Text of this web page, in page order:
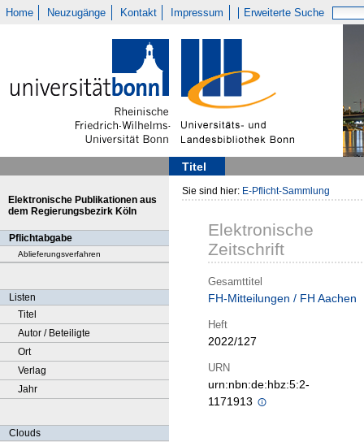
Home Neuzugänge Kontakt Impressum Erweiterte Suche
Titel
Elektronische Publikationen aus
dem Regierungsbezirk Köln
Pflichtabgabe
Ablieferungsverfahren
Listen
Titel
Autor / Beteiligte
Ort
Verlag
Jahr
Clouds
Sie sind hier: E-Pflicht-Sammlung
Elektronische
Zeitschrift
Gesamttitel
FH-Mitteilungen / FH Aachen
Heft
2022/127
URN
urn:nbn:de:hbz:5:2-
1171913